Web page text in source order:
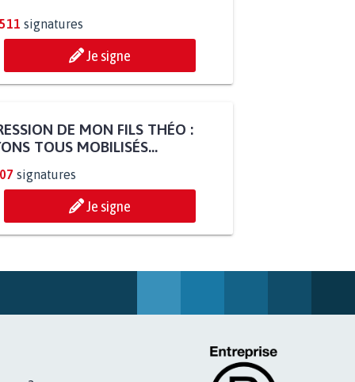
signatures
Je signe
DE MON FILS THÉO :
TOUS MOBILISÉS...
signatures
Je signe